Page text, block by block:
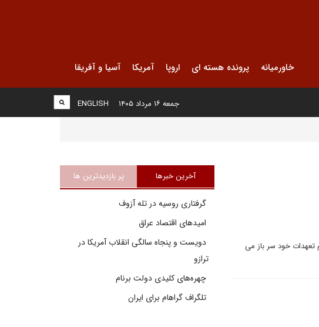
خاورمیانه پرونده هسته ای اروپا آمریکا آسیا و آفریقا
ENGLISH جمعه ۱۶ مرداد ۱۴۰۵
تعهدات خود سر باز می
آخرین خبرها پر بازدیدترین ها
گرفتاری روسیه در تله آزوف
امیدهای اقتصاد عراق
دویست و پنجاه سالگی انقلاب آمریکا در
ترازو
چهره‌های کلیدی دولت برنام
تلگراف گراهام برای ایران